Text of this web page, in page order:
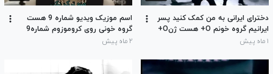
دخترای ایرانی به من کمک کنید پسر
ایرانیم گروه خونم O+ هست ژنO+
و ژن O- دارم تولید مثل نکنم ژنهای
۱ ماه پیش
اسم موزیک ویدیو شماره 9 هست
گروه خونی روی کروموزوم شماره9
۲ ماه پیش